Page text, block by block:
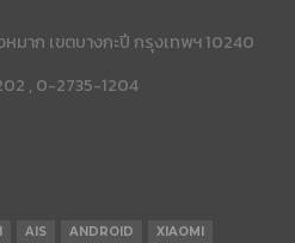
หมาก เขตบางกะปี กรุงเทพฯ 10240
, 0-2735-1204
AIS ANDROID
XIAOMI